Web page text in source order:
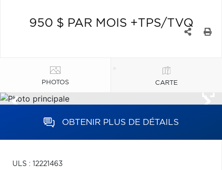
950 $ PAR MOIS +TPS/TVQ
PHOTOS CARTE
OBTENIR PLUS DE DÉTAILS
ULS : 12221463